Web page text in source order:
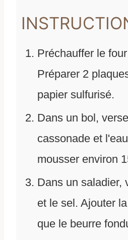
Préchauffer le
Préparer 2
papier sulfurisé.
Dans un bol,
cassonade et
mousser environ
Dans un saladier,
et le sel. Ajouter
que le beurre